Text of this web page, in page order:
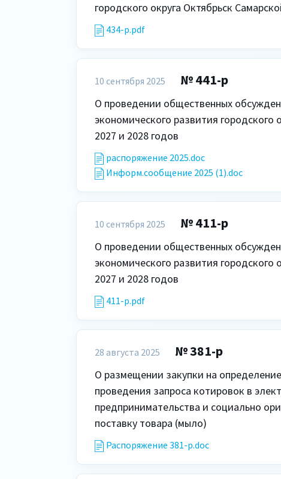
городского округа Октябрьск
434-р.pdf
10 сентября 2025 № 441-р
О проведении общественных
экономического развития городского
2027 и 2028 годов
распоряжение 2025.doc
Информ.сообщение 2025 (1).doc
10 сентября 2025 № 411-р
О проведении общественных
экономического развития городского
2027 и 2028 годов
411-р.pdf
28 августа 2025 № 381-р
О размещении закупки на
проведения запроса котировок в
предпринимательства и социально
поставку товара (мыло)
Распоряжение 381-р.doc